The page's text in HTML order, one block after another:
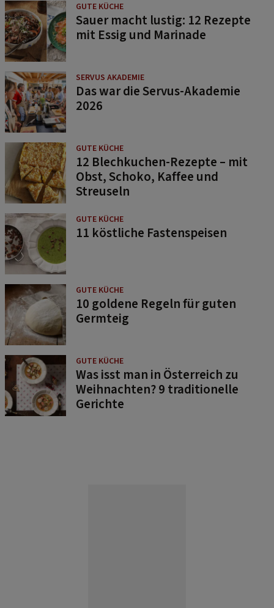
GUTE KÜCHE
Sauer macht lustig: 12 Rezepte
mit Essig und Marinade
SERVUS AKADEMIE
Das war die Servus-Akademie
2026
GUTE KÜCHE
12 Blechkuchen-Rezepte – mit
Obst, Schoko, Kaffee und
Streuseln
GUTE KÜCHE
11 köstliche Fastenspeisen
GUTE KÜCHE
10 goldene Regeln für guten
Germteig
GUTE KÜCHE
Was isst man in Österreich zu
Weihnachten? 9 traditionelle
Gerichte